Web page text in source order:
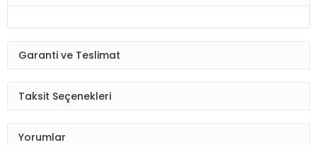
Garanti ve Teslimat
Taksit Seçenekleri
Yorumlar